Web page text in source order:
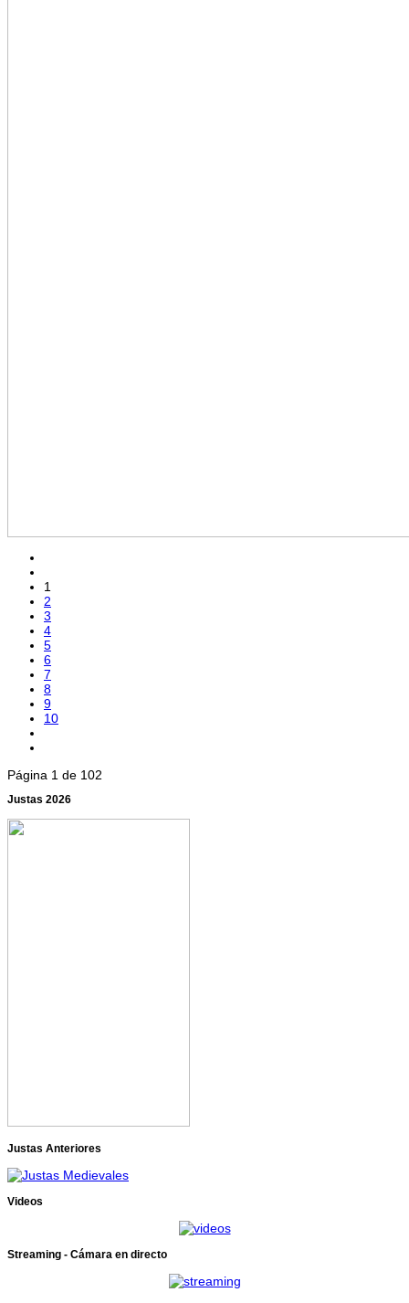
1
2
3
4
5
6
7
8
9
10
Página 1 de 102
Justas 2026
Justas Anteriores
Videos
Streaming - Cámara en directo